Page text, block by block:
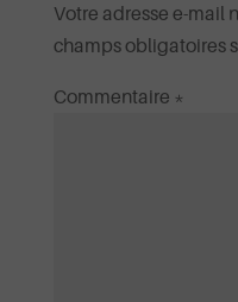
Votre adresse e-mail
champs obligatoires
Commentaire *